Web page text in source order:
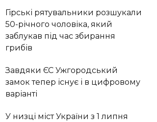
Гірські рятувальники розшукали
50-річного чоловіка, який
заблукав під час збирання
грибів
Завдяки ЄС Ужгородський
замок тепер існує і в цифровому
варіанті
У низці міст України з 1 липня